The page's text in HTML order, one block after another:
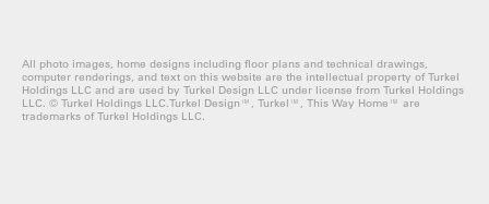
All photo images, home designs including floor plans and technical drawings,
computer renderings, and text on this website are the intellectual property of Turkel
Holdings LLC and are used by Turkel Design LLC under license from Turkel Holdings
LLC. © Turkel Holdings LLC.Turkel Design™, Turkel™, This Way Home™ are
trademarks of Turkel Holdings LLC.